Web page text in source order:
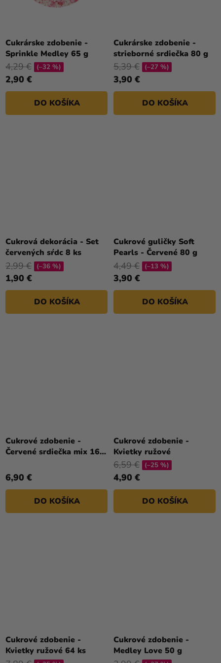
Cukrárske zdobenie -
Sprinkle Medley 65 g
2,90 €
4,29 € (–32 %)
DO KOŠÍKA
Cukrárske zdobenie -
strieborné srdiečka 80 g
3,90 €
5,39 € (–27 %)
DO KOŠÍKA
Cukrová dekorácia - Set
červených sŕdc 8 ks
1,90 €
2,99 € (–36 %)
DO KOŠÍKA
Cukrové guličky Soft
Pearls - Červené 80 g
3,90 €
4,49 € (–13 %)
DO KOŠÍKA
Cukrové zdobenie -
Červené srdiečka mix 16
6,90 €
DO KOŠÍKA
Cukrové zdobenie -
Kvietky ružové
4,90 €
6,59 € (–25 %)
DO KOŠÍKA
Cukrové zdobenie -
Kvietky ružové 64 ks
Cukrové zdobenie -
Medley Love 50 g